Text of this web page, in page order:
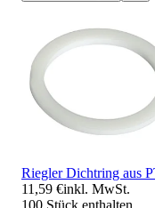
Riegler Dichtring aus
11,59 €inkl. MwSt.
100 Stück enthalten